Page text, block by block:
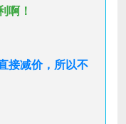
啊！
接减价，所以不